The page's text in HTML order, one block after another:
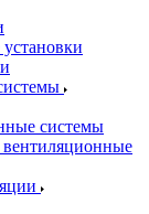
системы